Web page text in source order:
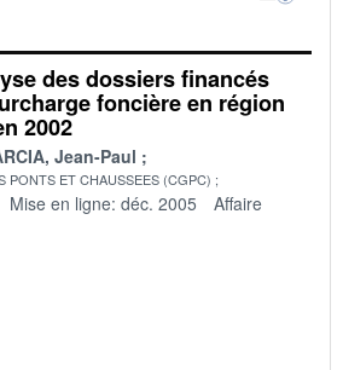
des dossiers financés
foncière en région
2002
Jean-Paul
PONTS ET CHAUSSEES (CGPC)
Mise en ligne: déc. 2005
Affaire